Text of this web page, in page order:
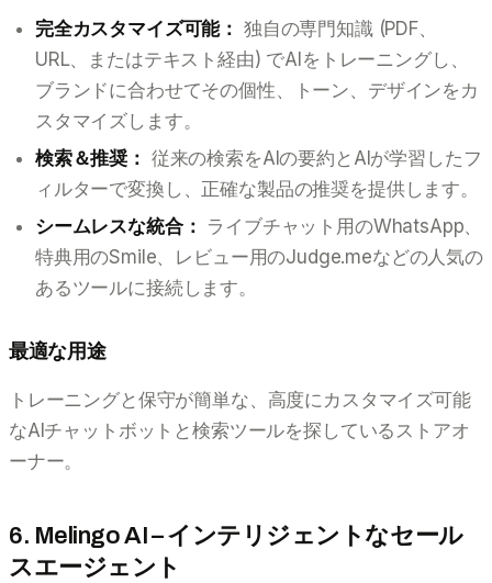
完全カスタマイズ可能： 独自の専門知識 (PDF、
URL、またはテキスト経由) でAIをトレーニングし、
ブランドに合わせてその個性、トーン、デザインをカ
スタマイズします。
検索＆推奨： 従来の検索をAIの要約とAIが学習したフ
ィルターで変換し、正確な製品の推奨を提供します。
シームレスな統合： ライブチャット用のWhatsApp、
特典用のSmile、レビュー用のJudge.meなどの人気の
あるツールに接続します。
最適な用途
トレーニングと保守が簡単な、高度にカスタマイズ可能
なAIチャットボットと検索ツールを探しているストアオ
ーナー。
6. Melingo AI – インテリジェントなセール
スエージェント